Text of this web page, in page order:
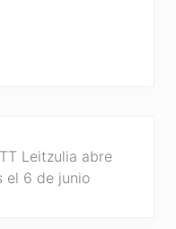
Leitzulia abre
el 6 de junio